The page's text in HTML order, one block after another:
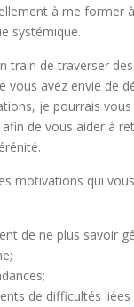
à me former
systémique.
train de traverser
vous avez envie de
je pourrais vous
de vous aider à
motivations qui
de ne plus savoir
de difficultés liées